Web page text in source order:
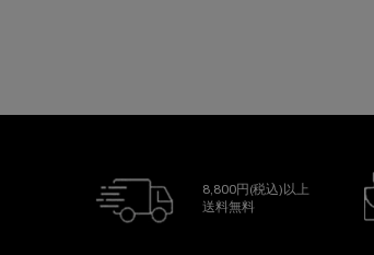
8,800円(税込)以上
送料無料